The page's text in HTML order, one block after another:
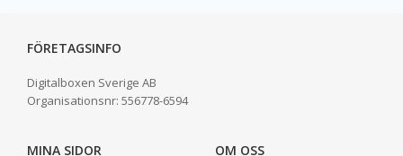
FÖRETAGSINFO
Digitalboxen Sverige AB
Organisationsnr: 556778-6594
MINA SIDOR OM OSS